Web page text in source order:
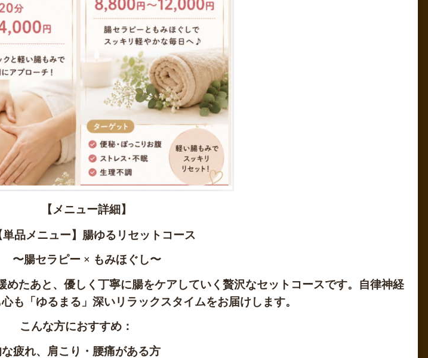
【メニュー詳細】
品メニュー】腸ゆるリセットコース
〜腸セラピー × もみほぐし〜
たあと、優しく丁寧に腸をケアしていく贅沢なセットコースです。自律神経
も「ゆるまる」深いリラックスタイムをお届けします。
こんな方におすすめ：
疲れ、肩こり・腰痛がある方